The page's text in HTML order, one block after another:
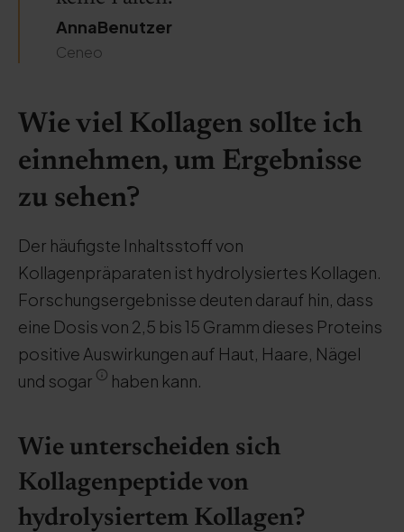
AnnaBenutzer
Ceneo
Wie viel Kollagen sollte ich
einnehmen, um Ergebnisse
zu sehen?
Der häufigste Inhaltsstoff von
Kollagenpräparaten ist hydrolysiertes Kollagen.
Forschungsergebnisse deuten darauf hin, dass
eine Dosis von 2,5 bis 15 Gramm dieses Proteins
positive Auswirkungen auf Haut, Haare, Nägel
und sogar
haben kann.
Wie unterscheiden sich
Kollagenpeptide von
hydrolysiertem Kollagen?